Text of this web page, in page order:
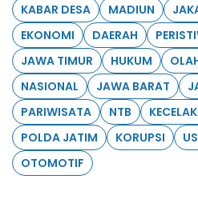
KABAR DESA
MADIUN
EKONOMI
DAERAH
JAWA TIMUR
HUKUM
NASIONAL
JAWA BARAT
PARIWISATA
NTB
POLDA JATIM
KORUPSI
OTOMOTIF